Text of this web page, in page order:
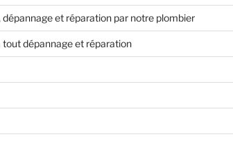
dépannage et réparation par notre plombier
tout dépannage et réparation